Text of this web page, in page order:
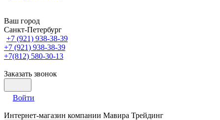
Ваш город
Санкт-Петербург
+7 (921) 938-38-39
+7 (921) 938-38-39
+7(812) 580-30-13
Заказать звонок
Войти
Интернет-магазин компании Мавира Трейдинг